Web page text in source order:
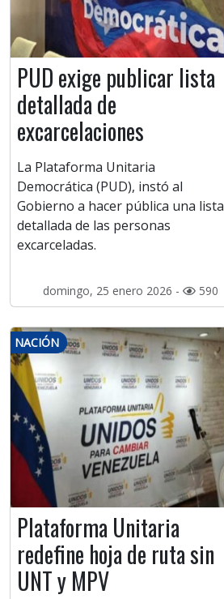
PUD exige publicar lista
detallada de
excarcelaciones
La Plataforma Unitaria
Democrática (PUD), instó al
Gobierno a hacer pública una lista
detallada de las personas
excarceladas.
domingo, 25 enero 2026 - 590
NACIÓN
Plataforma Unitaria
redefine hoja de ruta sin
UNT y MPV